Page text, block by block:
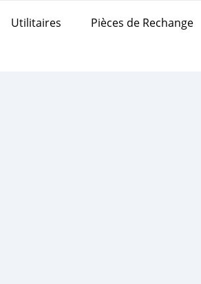
Utilitaires Pièces de Rechange